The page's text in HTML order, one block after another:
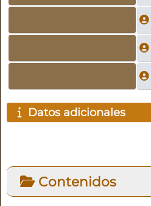
Datos adicionales
Contenidos